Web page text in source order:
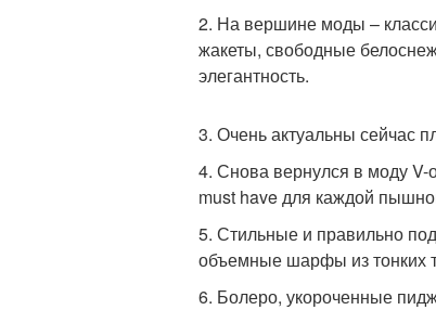
2. На вершине моды –
жакеты, свободные
элегантность.
3. Очень актуальны сейчас
4. Снова вернулся в моду V-
must have для каждой
5. Стильные и правильно
объемные шарфы из тонких
6. Болеро, укороченные